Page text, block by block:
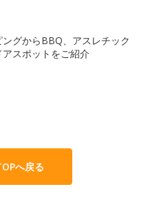
グからBBQ、アスレチック
スポットをご紹介
へ戻る